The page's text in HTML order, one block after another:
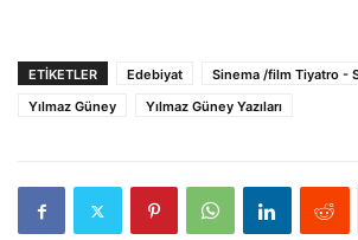
ETIKETLER Edebiyat
Sinema /film Tiyatro -
Yılmaz Güney
Yılmaz Güney Yazıları